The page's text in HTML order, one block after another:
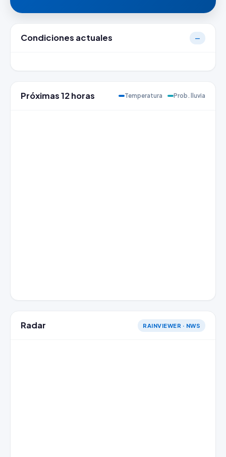
Condiciones actuales —
Próximas 12 horas Temperatura Prob. lluvia
Radar RAINVIEWER · NWS